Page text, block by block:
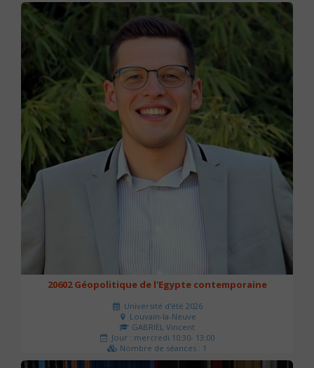
20602 Géopolitique de l'Egypte contemporaine
Université d'été 2026
Louvain-la-Neuve
GABRIEL Vincent
Jour : mercredi 10:30- 13:00
Nombre de séances : 1
21 €